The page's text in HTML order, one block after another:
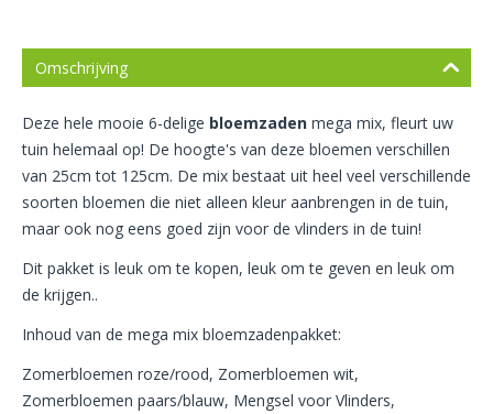
Omschrijving
Deze hele mooie 6-delige bloemzaden mega mix, fleurt uw
tuin helemaal op! De hoogte's van deze bloemen verschillen
van 25cm tot 125cm. De mix bestaat uit heel veel verschillende
soorten bloemen die niet alleen kleur aanbrengen in de tuin,
maar ook nog eens goed zijn voor de vlinders in de tuin!
Dit pakket is leuk om te kopen, leuk om te geven en leuk om
de krijgen..
Inhoud van de mega mix bloemzadenpakket:
Zomerbloemen roze/rood, Zomerbloemen wit,
Zomerbloemen paars/blauw, Mengsel voor Vlinders,